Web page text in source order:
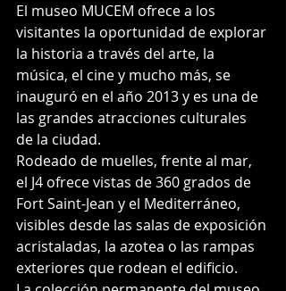
El museo MUCEM ofrece a los
visitantes la oportunidad de explorar
la historia a través del arte, la
música, el cine y mucho más, se
inauguró en el año 2013 y es una de
las grandes atracciones culturales
de la ciudad.
Rodeado de muelles, frente al mar,
el J4 ofrece vistas de 360 ​​grados de
Fort Saint-Jean y el Mediterráneo,
visibles desde las salas de exposición
acristaladas, la azotea o las rampas
exteriores que rodean el edificio.